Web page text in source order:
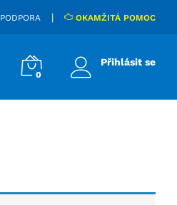
PODPORA | OKAMŽITÁ POMOC
0
Přihlásit se